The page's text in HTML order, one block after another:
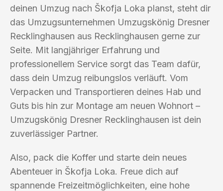
deinen Umzug nach Škofja Loka planst, steht dir
das Umzugsunternehmen Umzugskönig Dresner
Recklinghausen aus Recklinghausen gerne zur
Seite. Mit langjähriger Erfahrung und
professionellem Service sorgt das Team dafür,
dass dein Umzug reibungslos verläuft. Vom
Verpacken und Transportieren deines Hab und
Guts bis hin zur Montage am neuen Wohnort –
Umzugskönig Dresner Recklinghausen ist dein
zuverlässiger Partner.
Also, pack die Koffer und starte dein neues
Abenteuer in Škofja Loka. Freue dich auf
spannende Freizeitmöglichkeiten, eine hohe